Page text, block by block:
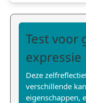
Test voor
expressie
Deze
verschillende
eigenschappen,